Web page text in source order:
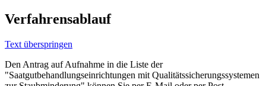
Verfahrensablauf
Text überspringen
Den Antrag auf Aufnahme in die Liste der
"Saatgutbehandlungseinrichtungen mit Qualitätssicherungssystemen